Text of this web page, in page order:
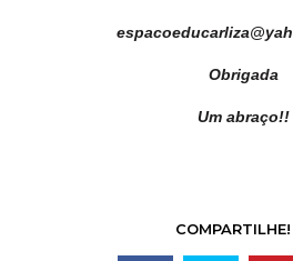
Obrigada
Um abraço!!
COMPARTILHE!